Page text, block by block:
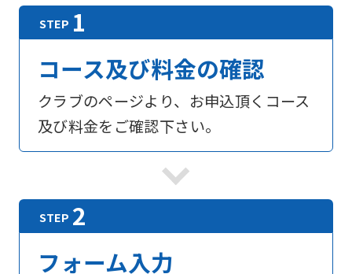
コース及び料金の確認
クラブのページより、お申込頂くコース
及び料金をご確認下さい。
フォーム入力